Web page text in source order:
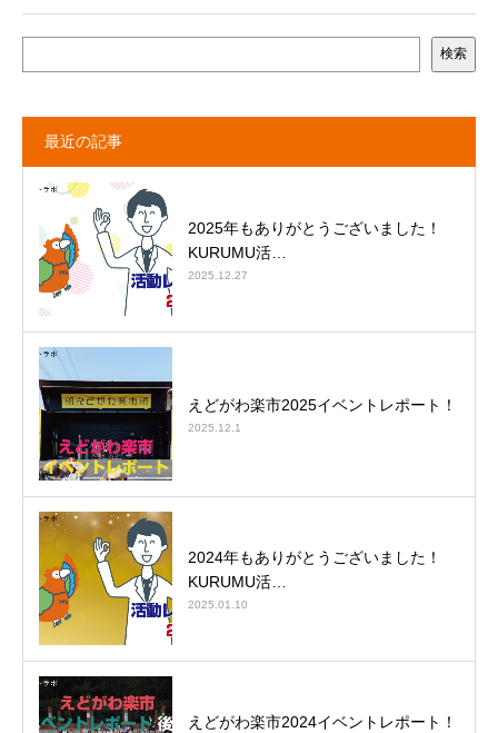
検索
最近の記事
2025年もありがとうございました！
KURUMU活…
2025.12.27
えどがわ楽市2025イベントレポート！
2025.12.1
2024年もありがとうございました！
KURUMU活…
2025.01.10
えどがわ楽市2024イベントレポート！